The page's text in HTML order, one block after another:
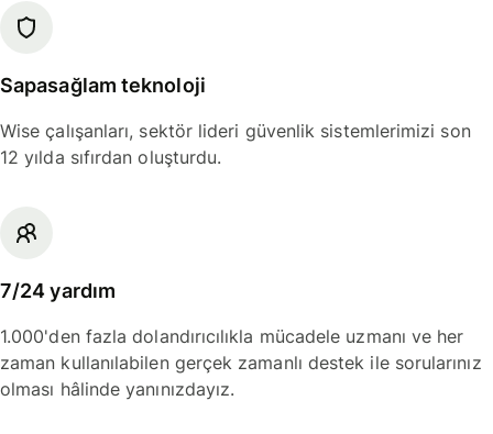
Sapasağlam teknoloji
Wise çalışanları, sektör lideri güvenlik sistemlerimizi son
12 yılda sıfırdan oluşturdu.
7/24 yardım
1.000'den fazla dolandırıcılıkla mücadele uzmanı ve her
zaman kullanılabilen gerçek zamanlı destek ile sorularınız
olması hâlinde yanınızdayız.